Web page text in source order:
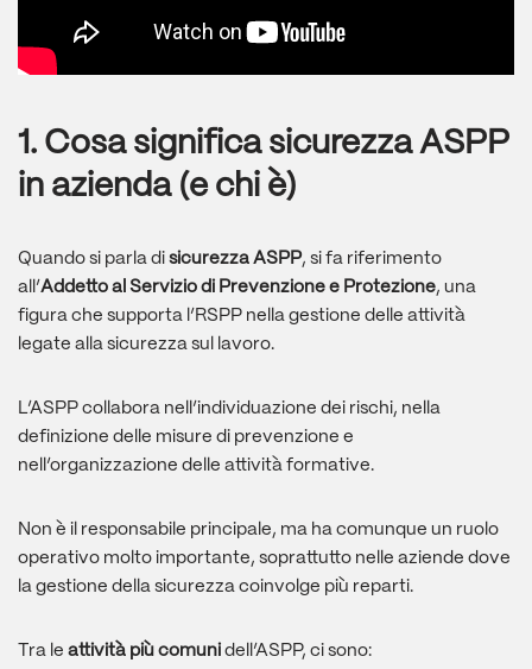
1. Cosa significa sicurezza ASPP
in azienda (e chi è)
Quando si parla di sicurezza ASPP, si fa riferimento
all’Addetto al Servizio di Prevenzione e Protezione, una
figura che supporta l’RSPP nella gestione delle attività
legate alla sicurezza sul lavoro.
L’ASPP collabora nell’individuazione dei rischi, nella
definizione delle misure di prevenzione e
nell’organizzazione delle attività formative.
Non è il responsabile principale, ma ha comunque un ruolo
operativo molto importante, soprattutto nelle aziende dove
la gestione della sicurezza coinvolge più reparti.
Tra le attività più comuni dell’ASPP, ci sono: